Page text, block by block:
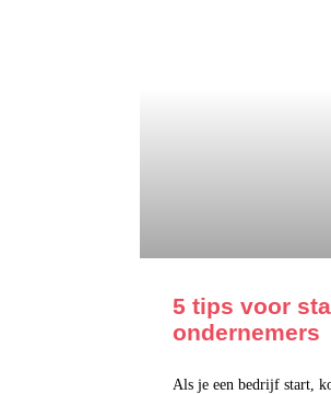
5 tips voor
ondernemers
Als je een bedrijf start,